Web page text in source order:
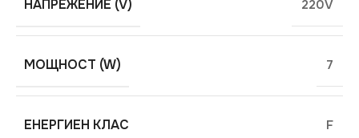
НАПРЕЖЕНИЕ (V) 220V
МОЩНОСТ (W) 7
ЕНЕРГИЕН КЛАС F